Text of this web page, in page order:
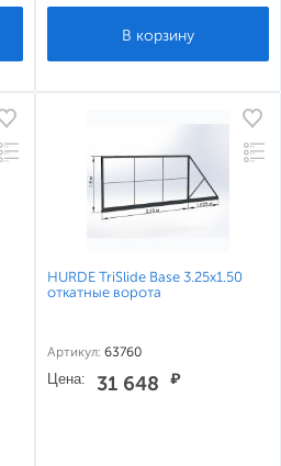
HURDE TriSlide Base 3.25x1.50
откатные ворота
Артикул: 63760
Цена: 31 648 ₽